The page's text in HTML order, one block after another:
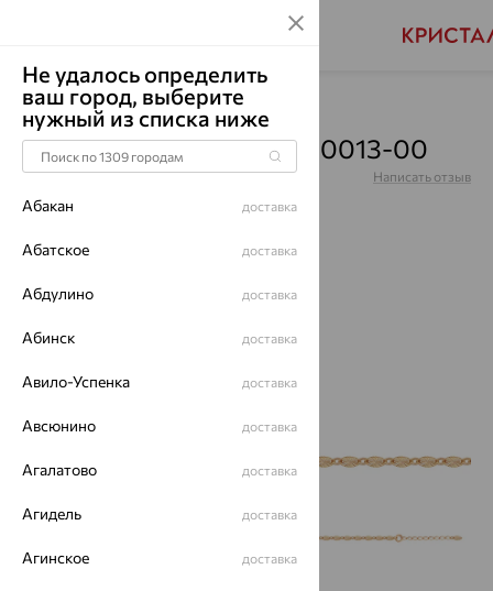
Главная Каталог Браслеты декоративные
Браслет, золото, 08-68-0013-00
Артикул:08-68-0013-00 Написать отзыв
Не удалось определить
ваш город, выберите
нужный из списка ниже
Абакан доставка
Абатское доставка
Абдулино доставка
Абинск доставка
Авило-Успенка доставка
Авсюнино доставка
Агалатово доставка
Агидель доставка
Агинское доставка